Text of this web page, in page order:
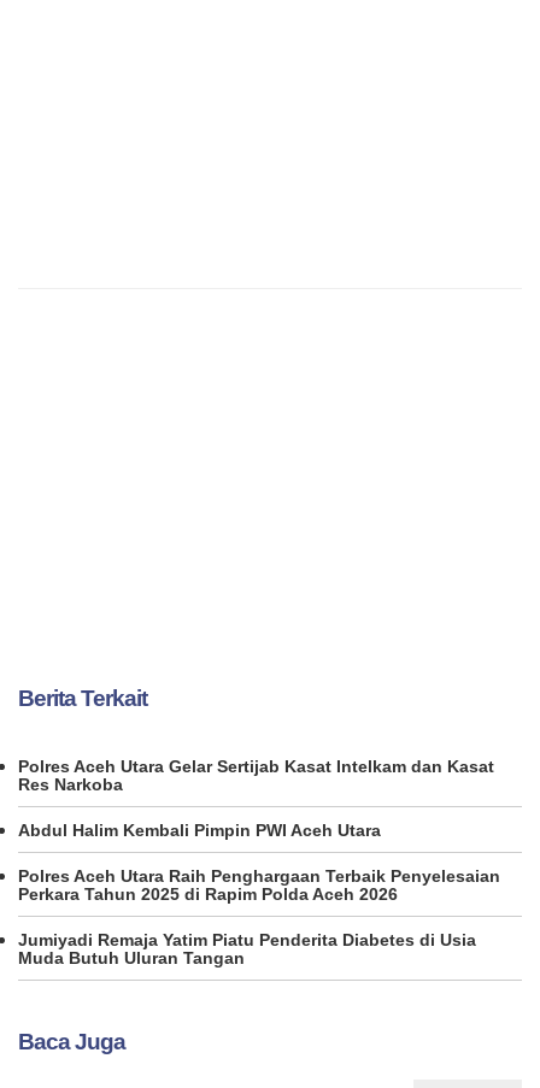
Berita Terkait
Polres Aceh Utara Gelar Sertijab Kasat Intelkam dan Kasat
Res Narkoba
Abdul Halim Kembali Pimpin PWI Aceh Utara
Polres Aceh Utara Raih Penghargaan Terbaik Penyelesaian
Perkara Tahun 2025 di Rapim Polda Aceh 2026
Jumiyadi Remaja Yatim Piatu Penderita Diabetes di Usia
Muda Butuh Uluran Tangan
Baca Juga